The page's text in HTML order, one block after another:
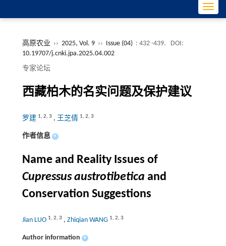
高原农业 ›› 2025, Vol. 9 ›› Issue (04) : 432 -439.
DOI:
10.19707/j.cnki.jpa.2025.04.002
专家论坛
西藏柏木的名实问题及保护建议
罗建 1, 2, 3 , 王芝倩 1, 2, 3
作者信息 +
Name and Reality Issues of
Cupressus austrotibetica and
Conservation Suggestions
Jian LUO 1, 2, 3 , Zhiqian WANG 1, 2, 3
Author information +